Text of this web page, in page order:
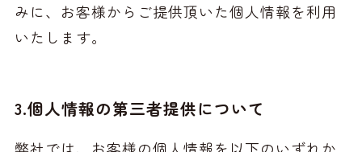
みに、お客様からご提供頂いた個人情報を利用
いたします。
3.個人情報の第三者提供について